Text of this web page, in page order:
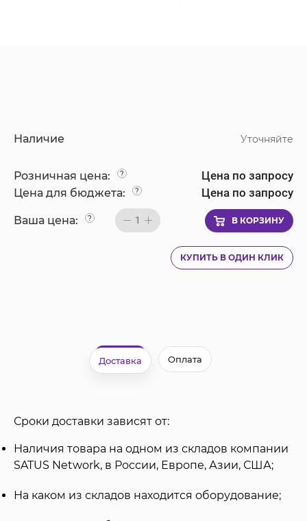
Наличие Уточняйте
Розничная цена: ? Цена по запросу
Цена для бюджета: ? Цена по запросу
Ваша цена: ? 1 В КОРЗИНУ
КУПИТЬ В ОДИН КЛИК
Доставка Оплата
Сроки доставки зависят от:
Наличия товара на одном из складов компании
SATUS Network, в России, Европе, Азии, США;
На каком из складов находится оборудование;